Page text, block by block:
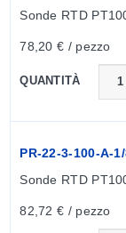
minimo è 20°C
1% del campo)
Impostazione
302°F)/rottura
*Il M12TX-
con opzione
alla fine del
Sonde RTD
78,20 € / pezzo
QUANTITÀ
PR-22-3-100-A-
Sonde RTD
82,72 € / pezzo